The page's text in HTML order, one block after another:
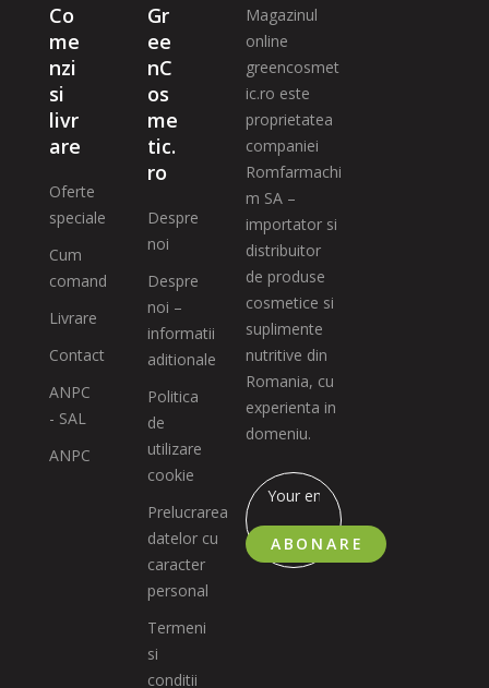
Co
me
nzi
si
livr
are
Oferte
speciale
Cum
comand
Livrare
Contact
ANPC
- SAL
ANPC
Gr
ee
nC
os
me
tic.
ro
Despre
noi
Despre
noi –
informatii
aditionale
Politica
de
utilizare
cookie
Prelucrarea
datelor cu
caracter
personal
Termeni
si
conditii
Magazinul
online
greencosmet
ic.ro este
proprietatea
companiei
Romfarmachi
m SA –
importator si
distribuitor
de produse
cosmetice si
suplimente
nutritive din
Romania, cu
experienta in
domeniu.
ABONARE